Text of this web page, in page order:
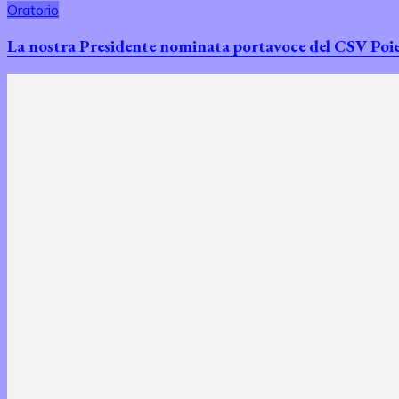
Oratorio
La nostra Presidente nominata portavoce del CSV